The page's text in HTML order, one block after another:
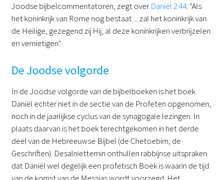
Joodse bijbelcommentatoren, zegt over Daniël 2:44: "Als
het koninkrijk van Rome nog bestaat ... zal het koninkrijk van
de Heilige, gezegend zij Hij, al deze koninkrijken verbrijzelen
en vernietigen".
De Joodse volgorde
In de Joodse volgorde van de bijbelboeken is het boek
Daniël echter niet in de sectie van de Profeten opgenomen,
noch in de jaarlijkse cyclus van de synagogale lezingen. In
plaats daarvan is het boek terechtgekomen in het derde
deel van de Hebreeuwse Bijbel (de Chetoebim, de
Geschriften). Desalniettemin onthullen rabbijnse uitspraken
dat Daniël wel degelijk een profetisch Boek is waarin de tijd
van de komst van de Messias wordt voorzegd. Het